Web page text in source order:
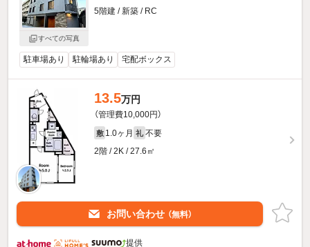
すべての写真
5階建 / 新築 / RC
駐車場あり 駐輪場あり 宅配ボックス
13.5万円
（管理費10,000円）
敷 1.0ヶ月 礼 不要
2階 / 2K / 27.6㎡
お問い合わせ （無料）
提供